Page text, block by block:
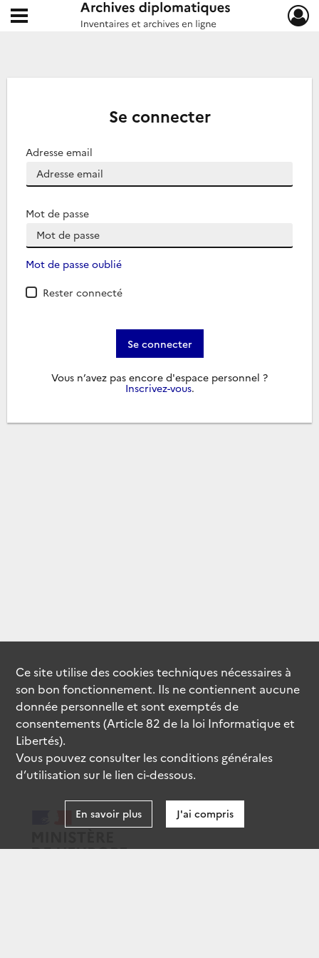
Archives diplomatiques
Ouvrir le menu déroulant
Se connecter
Adresse email
Mot de passe
Mot de passe oublié
Rester connecté
Se connecter
Vous n’avez pas encore d'espace personnel ?
Inscrivez-vous.
Ce site utilise descookiestechniques nécessaires à
son bon fonctionnement. Ils ne contiennent aucune
donnée personnelle et sont exemptés de
consentements (Article 82 de la loi Informatique et
Libertés).
Vous pouvez consulter les conditions générales
d’utilisation sur le lien ci-dessous.
En savoir plus J'ai compris